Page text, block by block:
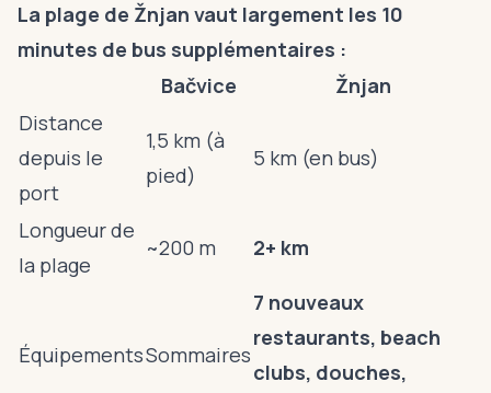
La plage de Žnjan vaut largement les 10
minutes de bus supplémentaires :
Bačvice
Žnjan
Distance
depuis le
port
1,5 km (à
pied)
5 km (en bus)
Longueur de
la plage
~200 m 2+ km
ÉquipementsSommaires
7 nouveaux
restaurants, beach
clubs, douches,